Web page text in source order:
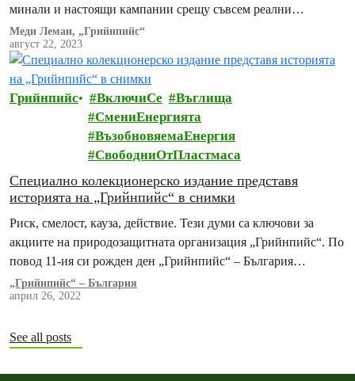
минали и настоящи кампании срещу съвсем реални
съществени заплахи: обезлесяването, замърсяването с
пластмаса и ядреното унищожение.
Меди Леман, „Грийнпийс“
август 22, 2023
Грийнпийс ВключиСе
Въглища
СмениЕнергията
ВъзобновяемаЕнергия
СвободниОтПластмаса
Специално колекционерско издание представя
историята на „Грийнпийс“ в снимки
Риск, смелост, кауза, действие. Тези думи са ключови за
акциите на природозащитната организация „Грийнпийс“. По
повод 11-ия си рожден ден „Грийнпийс“ – България
представя специално колекционерско издание на
фотокнигата Greenpeace Views.
„Грийнпийс“ – България
април 26, 2022
See all posts